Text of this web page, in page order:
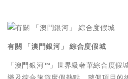
有關 「澳門銀河」 綜合度假城
「澳門銀河™」世界級奢華綜合度假